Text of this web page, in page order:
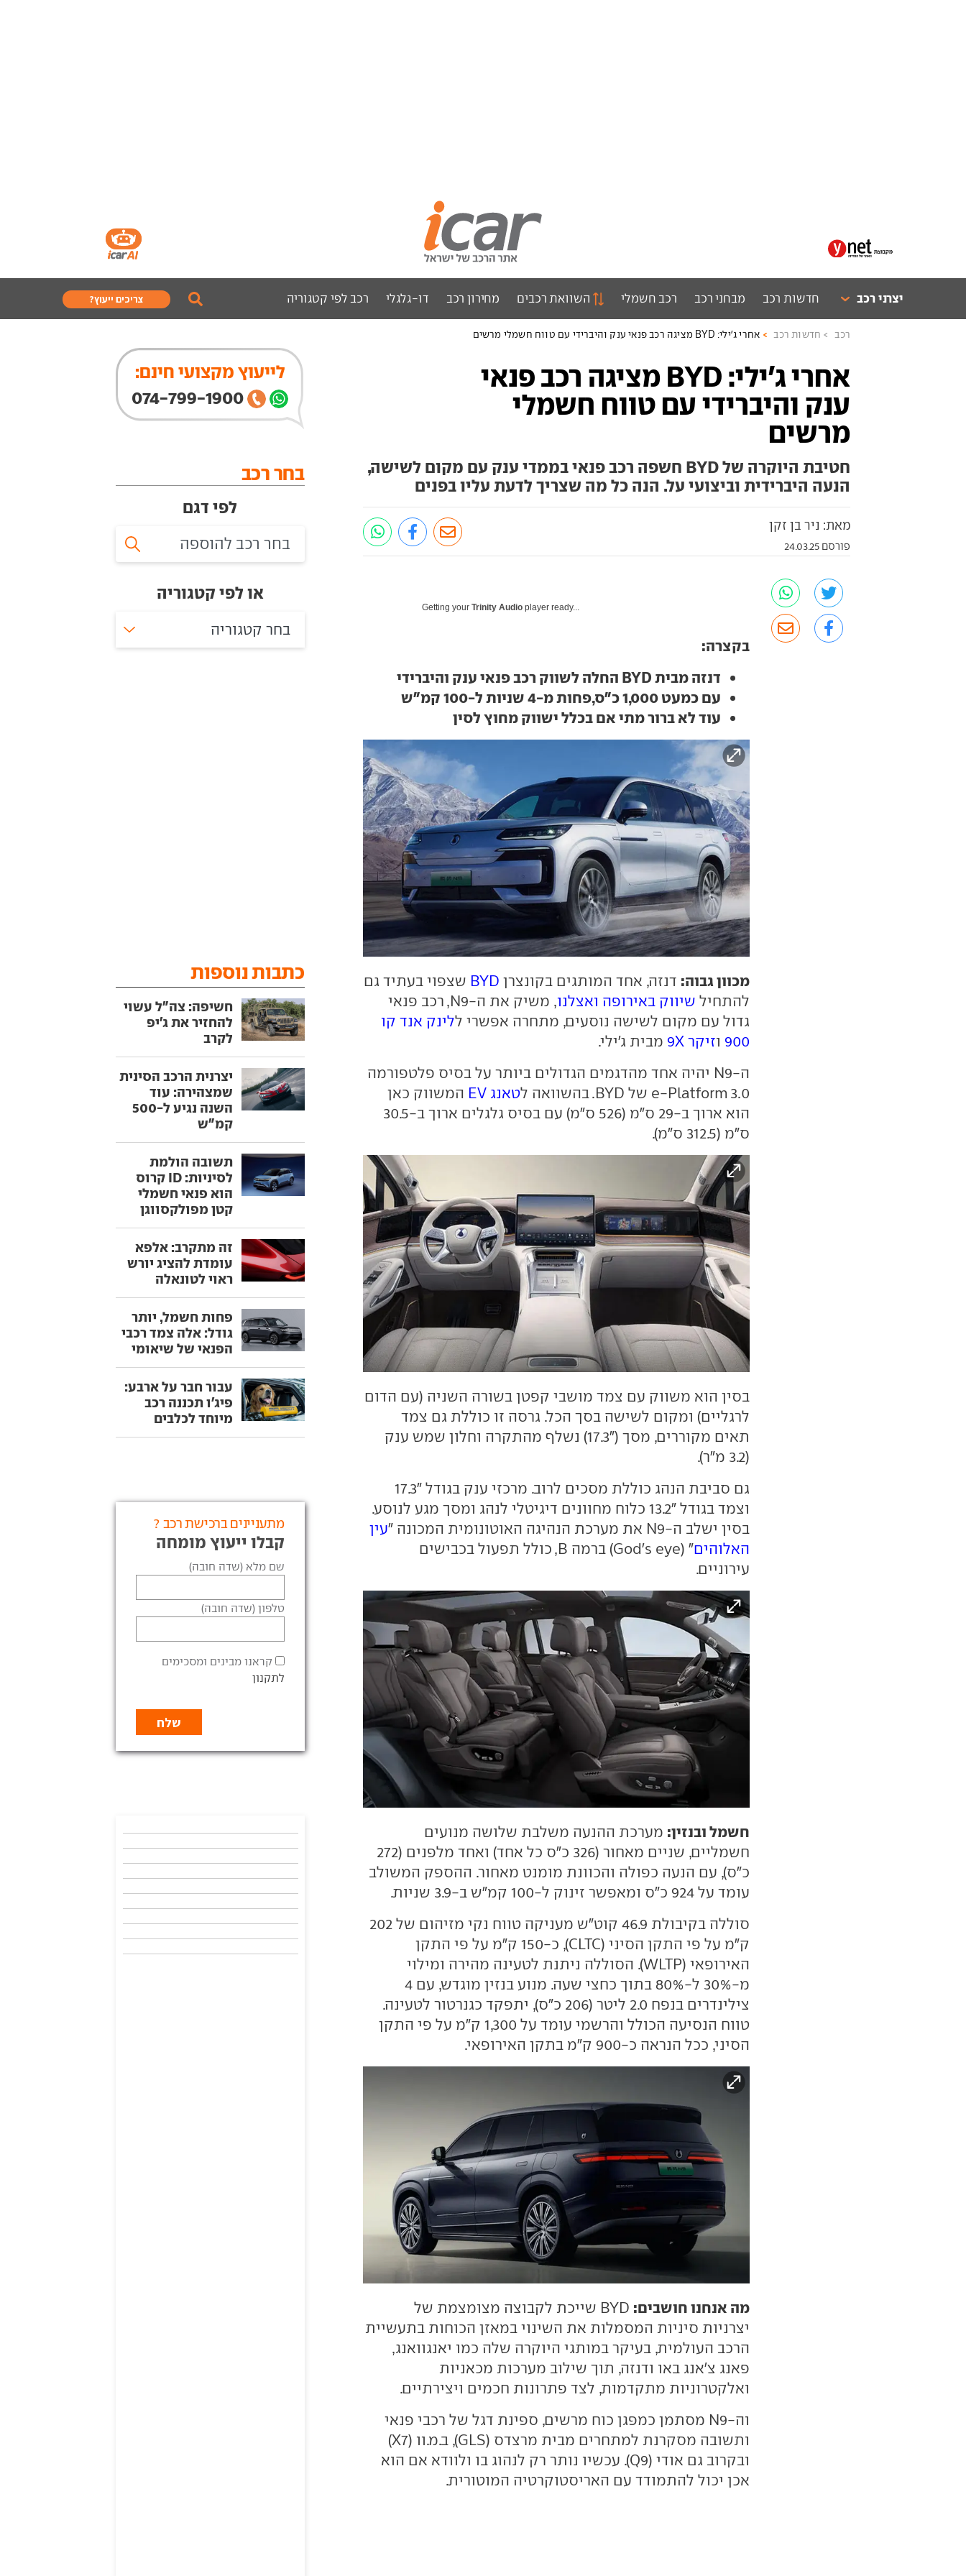
יצרני רכב חדשות רכב מבחני רכב רכב חשמלי השוואת רכבים מחירון רכב דו-גלגלי רכב לפי קטגוריה צריכים ייעוץ?
רכב חדשות רכב אחרי ג'ילי: BYD מציגה רכב פנאי ענק והיברידי עם טווח חשמלי מרשים
אחרי ג'ילי: BYD מציגה רכב פנאי
ענק והיברידי עם טווח חשמלי
מרשים
חטיבת היוקרה של BYD חשפה רכב פנאי בממדי ענק עם מקום לשישה,
הנעה היברידית וביצועי על. הנה כל מה שצריך לדעת עליו בפנים
מאת: ניר בן זקן
פורסם 24.03.25
Getting yourTrinity Audio player ready...
בקצרה:
דנזה מבית BYD החלה לשווק רכב פנאי ענק והיברידי
עם כמעט 1,000 כ"ס,פחות מ-4 שניות ל-100 קמ"ש
עוד לא ברור מתי אם בכלל ישווק מחוץ לסין
מכוון גבוה: דנזה, אחד המותגים בקונצרן BYD שצפוי בעתיד גם
להתחיל שיווק באירופה ואצלנו
, משיק את ה-N9, רכב פנאי
גדול עם מקום לשישה נוסעים, מתחרה אפשרי ללינק אנד קו
900 וזיקר 9X
מבית ג'ילי.
ה-N9 יהיה אחד מהדגמים הגדולים ביותר על בסיס פלטפורמה
e-Platform 3.0 של BYD. בהשוואה ל
טאנג EV
המשווק כאן
הוא ארוך ב-29 ס"מ (526 ס"מ) עם בסיס גלגלים ארוך ב-30.5
ס"מ (312.5 ס"מ).
בסין הוא משווק עם צמד מושבי קפטן בשורה השניה (עם הדום
לרגליים) ומקום לשישה בסך הכל. גרסה זו כוללת גם צמד
תאים מקוררים, מסך ("17.3) נשלף מהתקרה וחלון שמש ענק
(3.2 מ"ר).
גם סביבת הנהג כוללת מסכים לרוב. מרכזי ענק בגודל "17.3
וצמד בגודל "13.2 כלוח מחוונים דיגיטלי לנהג ומסך מגע לנוסע.
בסין ישלב ה-N9 את מערכת הנהיגה האוטונומית המכונה "
עין
האלוהים
" (God's eye) ברמה B, כולל תפעול בכבישים
עירוניים.
חשמל ובנזין: מערכת ההנעה משלבת שלושה מנועים
חשמליים, שניים מאחור (326 כ"ס כל אחד) ואחד מלפנים (272
כ"ס), עם הנעה כפולה והכוונת מומנט מאחור. ההספק המשולב
עומד על 924 כ"ס ומאפשר זינוק ל-100 קמ"ש ב-3.9 שניות.
סוללה בקיבולת 46.9 קוט"ש מעניקה טווח נקי מזיהום של 202
ק"מ על פי התקן הסיני (CLTC), כ-150 ק"מ על פי התקן
האירופאי (WLTP). הסוללה ניתנת לטעינה מהירה ומילוי
מ-30% ל-80% בתוך כחצי שעה. מנוע בנזין מוגדש, עם 4
צילינדרים בנפח 2.0 ליטר (206 כ"ס), יתפקד כגנרטור לטעינה.
טווח הנסיעה הכולל והרשמי עומד על 1,300 ק"מ על פי התקן
הסיני, ככל הנראה כ-900 ק"מ בתקן האירופאי.
מה אנחנו חושבים:
BYD שייכת לקבוצה מצומצמת של
יצרניות סיניות המסמלות את השינוי במאזן הכוחות בתעשיית
הרכב העולמית, בעיקר במותגי היוקרה שלה כמו יאנגוואנג,
פאנג צ'אנג באו ודנזה, תוך שילוב מערכות מכאניות
ואלקטרוניות מתקדמות, לצד פתרונות חכמים ויצירתיים.
וה-N9 מסתמן כמפגן כוח מרשים, ספינת דגל של רכבי פנאי
ותשובה מסקרנת למתחרים מבית מרצדס (GLS), ב.מ.וו (X7)
ובקרוב גם אודי (Q9). עכשיו נותר רק לנהוג בו ולוודא אם הוא
אכן יכול להתמודד עם האריסטוקרטיה המוטורית.
לייעוץ מקצועי חינם:
074-799-1900
בחר רכב
לפי דגם
או לפי קטגוריה
בחר קטגוריה
כתבות נוספות
חשיפה: צה"ל עשוי
להחזיר את ג'יפ
לקרב
יצרנית הרכב הסינית
שמצהירה: עוד
השנה נגיע ל-500
קמ"ש
תשובה הולמת
לסיניות: ID קרוס
הוא פנאי חשמלי
קטן מפולקסווגן
זה מתקרב: אלפא
עומדת להציג יורש
ראוי לטונאלה
פחות חשמל, יותר
גודל: אלה צמד רכבי
הפנאי של שיאומי
עבור חבר על ארבע:
פיג'ו תכננה רכב
מיוחד לכלבים
מתעניינים ברכישת רכב ?
קבלו ייעוץ מומחה
שם מלא (שדה חובה)
טלפון (שדה חובה)
קראנו מבינים ומסכימים
לתקנון